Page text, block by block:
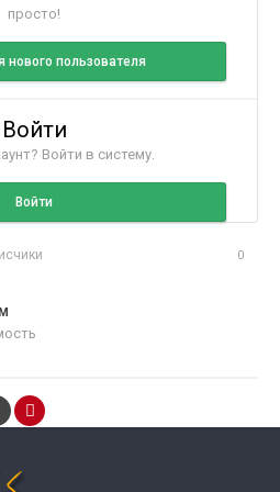
просто!
нового пользователя
Войти
Войти в систему.
Войти
0